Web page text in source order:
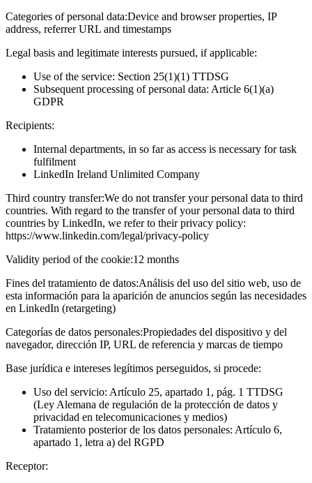
Categories of personal data:Device and browser properties, IP
address, referrer URL and timestamps
Legal basis and legitimate interests pursued, if applicable:
Use of the service: Section 25(1)(1) TTDSG
Subsequent processing of personal data: Article 6(1)(a)
GDPR
Recipients:
Internal departments, in so far as access is necessary for task
fulfilment
LinkedIn Ireland Unlimited Company
Third country transfer:We do not transfer your personal data to third
countries. With regard to the transfer of your personal data to third
countries by LinkedIn, we refer to their privacy policy:
https://www.linkedin.com/legal/privacy-policy
Validity period of the cookie:12 months
Fines del tratamiento de datos:Análisis del uso del sitio web, uso de
esta información para la aparición de anuncios según las necesidades
en LinkedIn (retargeting)
Categorías de datos personales:Propiedades del dispositivo y del
navegador, dirección IP, URL de referencia y marcas de tiempo
Base jurídica e intereses legítimos perseguidos, si procede:
Uso del servicio: Artículo 25, apartado 1, pág. 1 TTDSG
(Ley Alemana de regulación de la protección de datos y
privacidad en telecomunicaciones y medios)
Tratamiento posterior de los datos personales: Artículo 6,
apartado 1, letra a) del RGPD
Receptor: